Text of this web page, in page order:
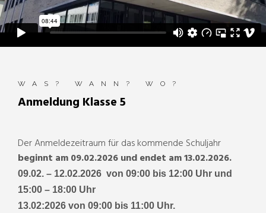
WAS? WANN? WO?
Anmeldung Klasse 5
Der Anmeldezeitraum für das kommende Schuljahr
beginnt am 09.02.2026 und endet am 13.02.2026.
09.02. – 12.02.2026 von 09:00 bis 12:00 Uhr und
15:00 – 18:00 Uhr
13.02:2026 von 09:00 bis 11:00 Uhr.